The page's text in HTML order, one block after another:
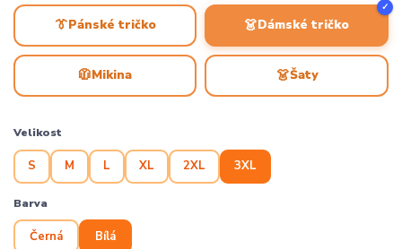
👔Pánské tričko 👗Dámské tričko
✓
🧥Mikina 👗Šaty
Velikost
S M L XL 2XL 3XL
Barva
Černá Bílá